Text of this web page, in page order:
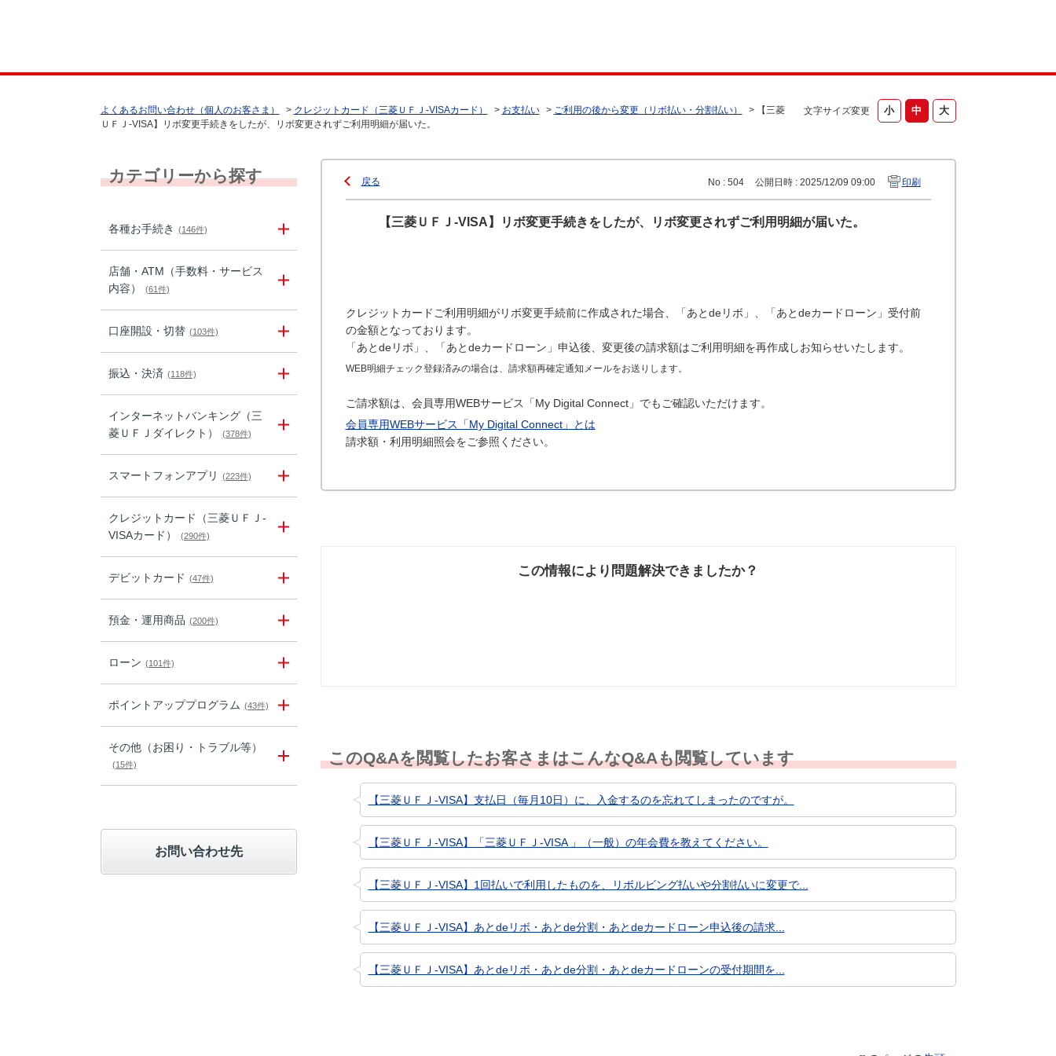
文字サイズ変更
よくあるお問い合わせ（個人のお客さま） > クレジットカード（三菱ＵＦＪ-VISAカード） > お支払い > ご利用の後から変更（リボ払い・分割払い） >
【三菱
ＵＦＪ-VISA】リボ変更手続きをしたが、リボ変更されずご利用明細が届いた。
カテゴリーから探す
各種お手続き (146件)
店舗・ATM（手数料・サービス
内容）
(61件)
口座開設・切替 (103件)
振込・決済 (118件)
インターネットバンキング（三
菱ＵＦＪダイレクト）
(378件)
スマートフォンアプリ (223件)
クレジットカード（三菱ＵＦＪ-
VISAカード）
(290件)
デビットカード (47件)
預金・運用商品 (200件)
ローン (101件)
ポイントアッププログラム (43件)
その他（お困り・トラブル等）
(15件)
お問い合わせ先
戻る No : 504 公開日時 : 2025/12/09 09:00 印刷
【三菱ＵＦＪ-VISA】リボ変更手続きをしたが、リボ変更されずご利用明細が届いた。
クレジットカードご利用明細がリボ変更手続前に作成された場合、「あとdeリボ」、「あとdeカードローン」受付前
の金額となっております。
「あとdeリボ」、「あとdeカードローン」申込後、変更後の請求額はご利用明細を再作成しお知らせいたします。
WEB明細チェック登録済みの場合は、請求額再確定通知メールをお送りします。
ご請求額は、会員専用WEBサービス「My Digital Connect」でもご確認いただけます。
会員専用WEBサービス「My Digital Connect」とは
請求額・利用明細照会をご参照ください。
この情報により問題解決できましたか？
このQ&Aを閲覧したお客さまはこんなQ&Aも閲覧しています
【三菱ＵＦＪ-VISA】支払日（毎月10日）に、入金するのを忘れてしまったのですが。
【三菱ＵＦＪ-VISA】「三菱ＵＦＪ-VISA 」（一般）の年会費を教えてください。
【三菱ＵＦＪ-VISA】1回払いで利用したものを、リボルビング払いや分割払いに変更で...
【三菱ＵＦＪ-VISA】あとdeリボ・あとde分割・あとdeカードローン申込後の請求...
【三菱ＵＦＪ-VISA】あとdeリボ・あとde分割・あとdeカードローンの受付期間を...